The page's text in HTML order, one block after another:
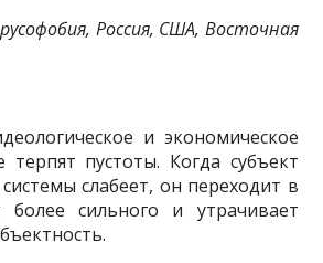
Россия, США, Восточная
и экономическое
терпят пустоты. Когда субъект
слабеет, он пе­реходит в
более сильного и утрачивает